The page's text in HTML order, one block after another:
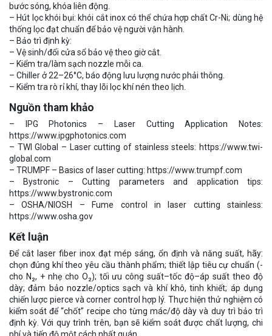
bước sóng, khóa liên động.
– Hút lọc khói bụi: khói cắt inox có thể chứa hợp chất Cr-Ni; dùng hệ
thống lọc đạt chuẩn để bảo vệ người vận hành.
– Bảo trì định kỳ:
– Vệ sinh/đổi cửa sổ bảo vệ theo giờ cắt.
– Kiểm tra/làm sạch nozzle mỗi ca.
– Chiller ở 22–26°C, báo động lưu lượng nước phải thông.
– Kiểm tra rò rỉ khí, thay lõi lọc khí nén theo lịch.
Nguồn tham khảo
– IPG Photonics – Laser Cutting Application Notes:
https://www.ipgphotonics.com
– TWI Global – Laser cutting of stainless steels: https://www.twi-
global.com
– TRUMPF – Basics of laser cutting: https://www.trumpf.com
– Bystronic – Cutting parameters and application tips:
https://www.bystronic.com
– OSHA/NIOSH – Fume control in laser cutting stainless:
https://www.osha.gov
Kết luận
Để cắt laser fiber inox đạt mép sáng, ổn định và năng suất, hãy:
chọn đúng khí theo yêu cầu thành phẩm; thiết lập tiêu cự chuẩn (-
cho N₂, + nhẹ cho O₂); tối ưu công suất–tốc độ–áp suất theo độ
dày; đảm bảo nozzle/optics sạch và khí khô, tinh khiết; áp dụng
chiến lược pierce và corner control hợp lý. Thực hiện thử nghiệm có
kiểm soát để “chốt” recipe cho từng mác/độ dày và duy trì bảo trì
định kỳ. Với quy trình trên, bạn sẽ kiểm soát được chất lượng, chi